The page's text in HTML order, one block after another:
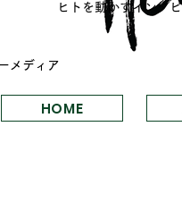
メディア
ヒトを動かすインタ
HOME